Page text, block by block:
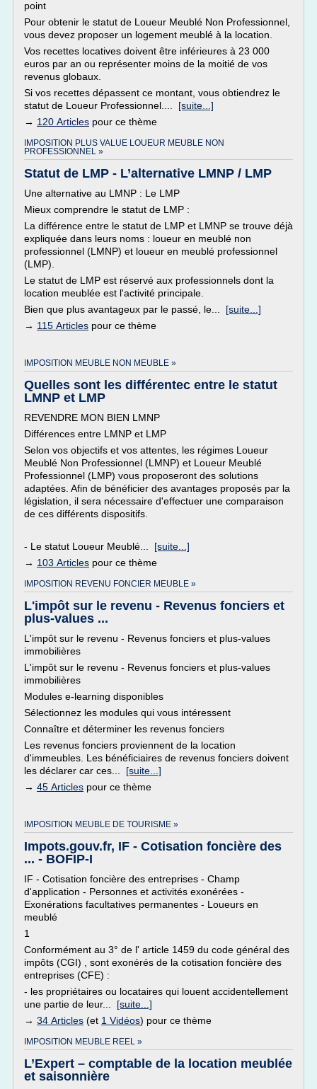
point
Pour obtenir le statut de Loueur Meublé Non Professionnel,
vous devez proposer un logement meublé à la location.
Vos recettes locatives doivent être inférieures à 23 000
euros par an ou représenter moins de la moitié de vos
revenus globaux.
Si vos recettes dépassent ce montant, vous obtiendrez le
statut de Loueur Professionnel.... [suite...]
→ 120 Articles pour ce thème
IMPOSITION PLUS VALUE LOUEUR MEUBLE NON
PROFESSIONNEL »
Statut de LMP - L’alternative LMNP / LMP
Une alternative au LMNP : Le LMP
Mieux comprendre le statut de LMP :
La différence entre le statut de LMP et LMNP se trouve déjà
expliquée dans leurs noms : loueur en meublé non
professionnel (LMNP) et loueur en meublé professionnel
(LMP).
Le statut de LMP est réservé aux professionnels dont la
location meublée est l'activité principale.
Bien que plus avantageux par le passé, le... [suite...]
→ 115 Articles pour ce thème
IMPOSITION MEUBLE NON MEUBLE »
Quelles sont les différentec entre le statut
LMNP et LMP
REVENDRE MON BIEN LMNP
Différences entre LMNP et LMP
Selon vos objectifs et vos attentes, les régimes Loueur
Meublé Non Professionnel (LMNP) et Loueur Meublé
Professionnel (LMP) vous proposeront des solutions
adaptées. Afin de bénéficier des avantages proposés par la
législation, il sera nécessaire d'effectuer une comparaison
de ces différents dispositifs.
- Le statut Loueur Meublé... [suite...]
→ 103 Articles pour ce thème
IMPOSITION REVENU FONCIER MEUBLE »
L'impôt sur le revenu - Revenus fonciers et
plus-values ...
L'impôt sur le revenu - Revenus fonciers et plus-values
immobilières
L'impôt sur le revenu - Revenus fonciers et plus-values
immobilières
Modules e-learning disponibles
Sélectionnez les modules qui vous intéressent
Connaître et déterminer les revenus fonciers
Les revenus fonciers proviennent de la location
d'immeubles. Les bénéficiaires de revenus fonciers doivent
les déclarer car ces... [suite...]
→ 45 Articles pour ce thème
IMPOSITION MEUBLE DE TOURISME »
Impots.gouv.fr, IF - Cotisation foncière des
... - BOFIP-I
IF - Cotisation foncière des entreprises - Champ
d'application - Personnes et activités exonérées -
Exonérations facultatives permanentes - Loueurs en
meublé
1
Conformément au 3° de l' article 1459 du code général des
impôts (CGI) , sont exonérés de la cotisation foncière des
entreprises (CFE) :
- les propriétaires ou locataires qui louent accidentellement
une partie de leur... [suite...]
→ 34 Articles (et 1 Vidéos) pour ce thème
IMPOSITION MEUBLE REEL »
L’Expert – comptable de la location meublée
et saisonnière